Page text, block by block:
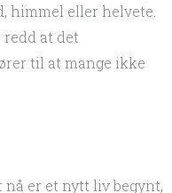
himmel eller helvete.
at det
til at mange ikke
er et nytt liv begynt,